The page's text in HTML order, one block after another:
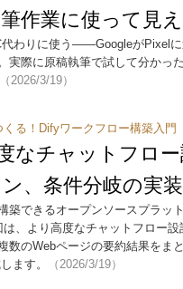
作業に使って見
わりに使う――GoogleがPixel
実際に原稿執筆で試して分かっ
（2026/3/19）
る！Difyワークフロー構築入門
なチャットフロ
、条件分岐の実装
築できるオープンソースプラッ
、より高度なチャットフロー
数のWebページの要約結果をま
ます。
（2026/3/19）